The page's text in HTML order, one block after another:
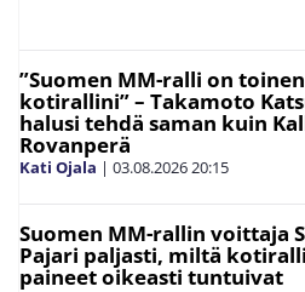
”Suomen MM-ralli on toinen
kotirallini” – Takamoto
halusi tehdä saman kuin
Rovanperä
Kati Ojala | 03.08.202620:15
Suomen MM-rallin voittaja
Pajari paljasti, miltä
paineet oikeasti tuntuivat